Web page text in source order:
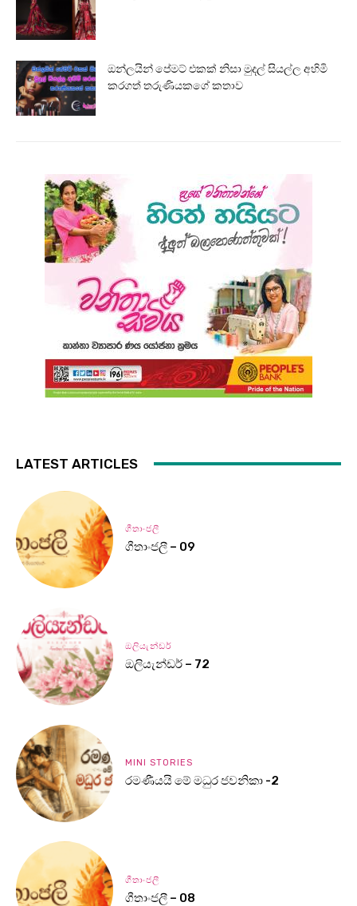
ඔන්ලයින් පේමට් එකක් නිසා මුදල් සියල්ල අහිමි
කරගත් තරුණියකගේ කතාව
LATEST ARTICLES
ගීතාංජලී
ගීතාංජලී – 09
ඔලියැන්ඩර්
ඔලියැන්ඩර් – 72
MINI STORIES
රමණීයයි මේ මධුර ජවනිකා -2
ගීතාංජලී
ගීතාංජලී – 08